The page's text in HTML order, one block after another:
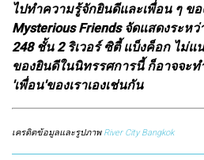
ไปทำความรู้จักยินดีและเพื่อน ๆ ขอ
Mysterious Friends จัดแสดงระห
248 ชั้น 2 ริเวอร์ ซิตี้ แบ็งค็อก ไม่แ
ของยินดีในนิทรรศการนี้ ก็อาจจะท
'เพื่อน'ของเราเองเช่นกัน
เครดิตข้อมูลและรูปภาพ River City Bangkok